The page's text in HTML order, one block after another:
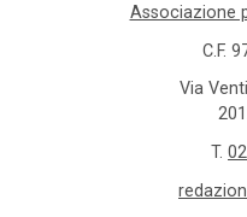
Associazione
C.F.
Via
T.